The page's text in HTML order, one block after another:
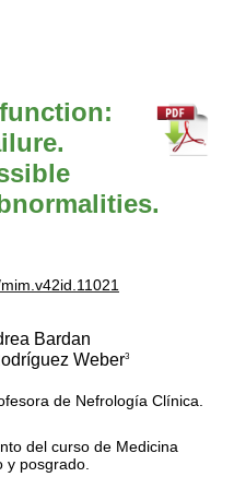
Bardan
Weber3
de Nefrología Clínica.
del curso de Medicina
posgrado.